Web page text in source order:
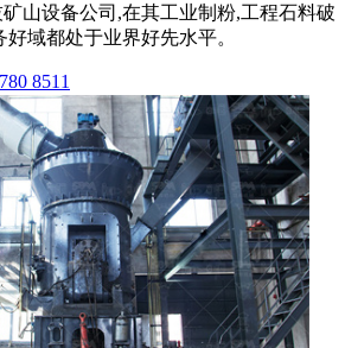
山设备公司,在其工业制粉,工程石料破
域都处于业界好先水平。
8511